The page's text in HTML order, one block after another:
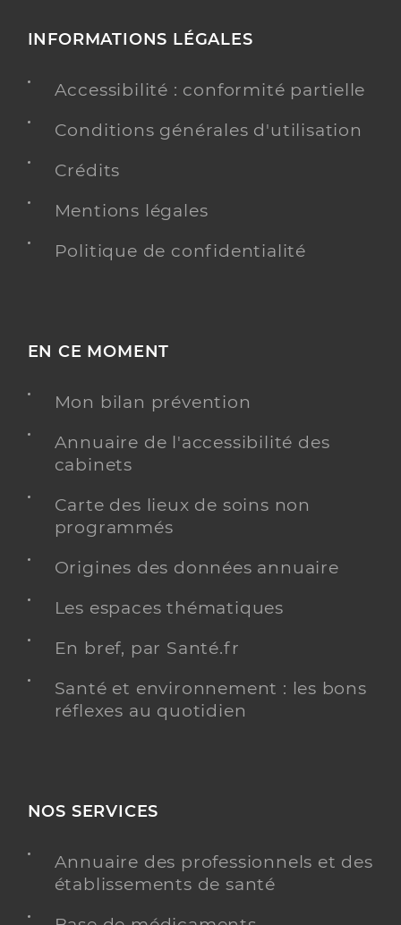
INFORMATIONS LÉGALES
Accessibilité : conformité partielle
Conditions générales d'utilisation
Crédits
Mentions légales
Politique de confidentialité
EN CE MOMENT
Mon bilan prévention
Annuaire de l'accessibilité des
cabinets
Carte des lieux de soins non
programmés
Origines des données annuaire
Les espaces thématiques
En bref, par Santé.fr
Santé et environnement : les bons
réflexes au quotidien
NOS SERVICES
Annuaire des professionnels et des
établissements de santé